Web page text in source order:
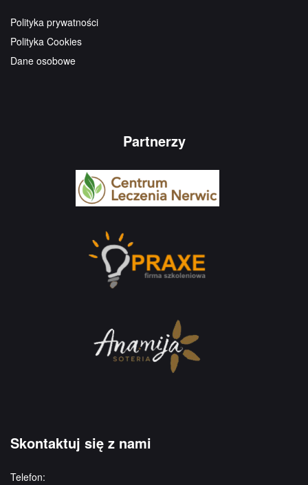
Polityka prywatności
Polityka Cookies
Dane osobowe
Partnerzy
Skontaktuj się z nami
Telefon: